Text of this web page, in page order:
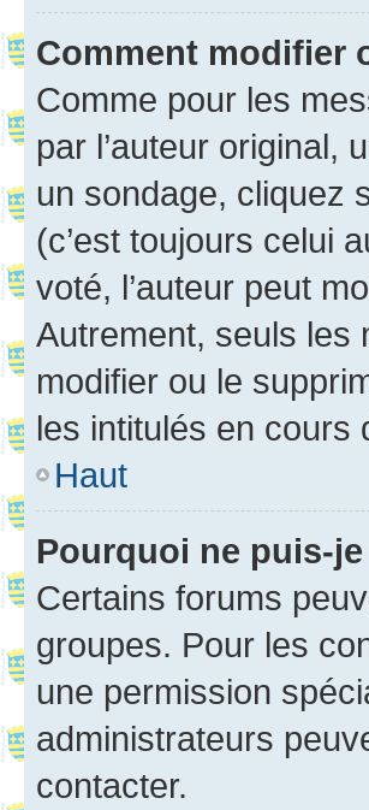
Comment modifier
Comme pour les
par l’auteur original,
un sondage, cliquez
(c’est toujours celui
voté, l’auteur peut
Autrement, seuls les
modifier ou le
les intitulés en cours
Haut
Pourquoi ne puis-
Certains forums
groupes. Pour les
une permission
administrateurs
contacter.